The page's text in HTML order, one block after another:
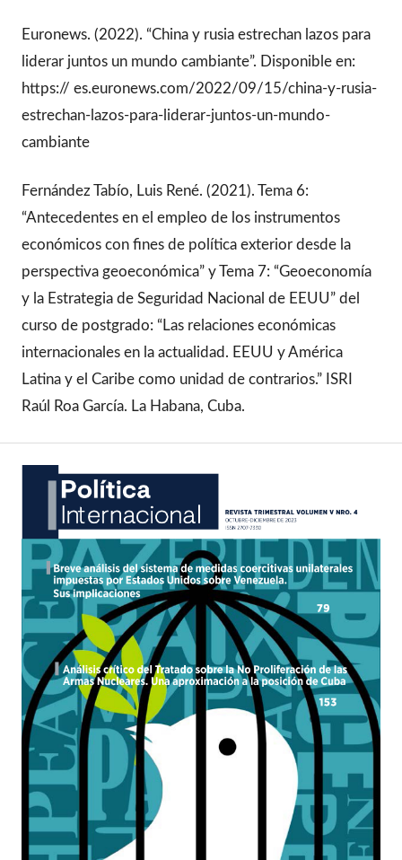
Euronews. (2022). “China y rusia estrechan lazos para
liderar juntos un mundo cambiante”. Disponible en:
https:// es.euronews.com/2022/09/15/china-y-rusia-
estrechan-lazos-para-liderar-juntos-un-mundo-
cambiante
Fernández Tabío, Luis René. (2021). Tema 6:
“Antecedentes en el empleo de los instrumentos
económicos con fines de política exterior desde la
perspectiva geoeconómica” y Tema 7: “Geoeconomía
y la Estrategia de Seguridad Nacional de EEUU” del
curso de postgrado: “Las relaciones económicas
internacionales en la actualidad. EEUU y América
Latina y el Caribe como unidad de contrarios.” ISRI
Raúl Roa García. La Habana, Cuba.